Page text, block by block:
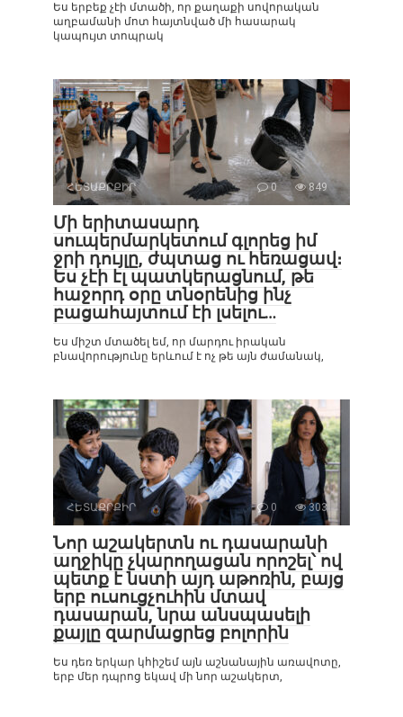
Ես երբեք չէի մտածի, որ քաղաքի սովորական
աղբամանի մոտ հայտնված մի հասարակ
կապույտ տոպրակ
ՀԵՏԱՔՐՔԻՐ 0 849
Մի երիտասարդ
սուպերմարկետում գլորեց իմ
ջրի դույլը, ժպտաց ու հեռացավ։
Ես չէի էլ պատկերացնում, թե
հաջորդ օրը տնօրենից ինչ
բացահայտում էի լսելու…
Ես միշտ մտածել եմ, որ մարդու իրական
բնավորությունը երևում է ոչ թե այն ժամանակ,
ՀԵՏԱՔՐՔԻՐ 0 303
Նոր աշակերտն ու դասարանի
աղջիկը չկարողացան որոշել՝ ով
պետք է նստի այդ աթոռին, բայց
երբ ուսուցչուհին մտավ
դասարան, նրա անսպասելի
քայլը զարմացրեց բոլորին
Ես դեռ երկար կհիշեմ այն աշնանային առավոտը,
երբ մեր դպրոց եկավ մի նոր աշակերտ,